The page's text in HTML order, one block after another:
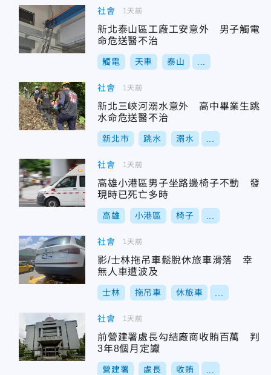
社會
新北泰山區工廠工安意外 男子觸電
命危送醫不治
觸電 天車 泰山
1天前
社會
新北三峽河溺水意外 高中畢業生跳
水命危送醫不治
新北市 跳水 溺水
1天前
社會
高雄小港區男子坐路邊椅子不動 發
現時已死亡多時
高雄 小港區 椅子
1天前
社會
影/士林拖吊車鬆脫休旅車滑落 幸
無人車遭波及
士林 拖吊車 休旅車
1天前
社會
前營建署處長勾結廠商收賄百萬 判
3年8個月定讞
營建署 處長 收賄
1天前